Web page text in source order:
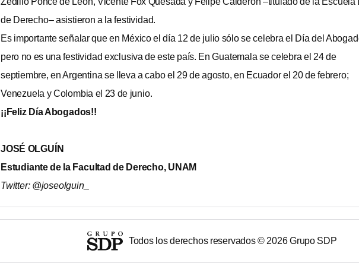
de Derecho– asistieron a la festividad.
Es importante señalar que en México el día 12 de julio sólo se celebra el Día del
pero no es una festividad exclusiva de este país. En Guatemala se celebra el 24 de
septiembre, en Argentina se lleva a cabo el 29 de agosto, en Ecuador el 20 de febrero;
Venezuela y Colombia el 23 de junio.
¡¡Feliz Día Abogados!!
JOSÉ OLGUÍN
Estudiante de la Facultad de Derecho, UNAM
Twitter: @joseolguin_
Todos los derechos reservados © 2026Grupo SDP